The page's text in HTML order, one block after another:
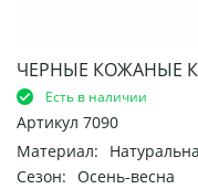
ЧЕРНЫЕ КОЖАНЫЕ
Есть в наличии
Артикул 7090
Материал:
Сезон: Осень-весна